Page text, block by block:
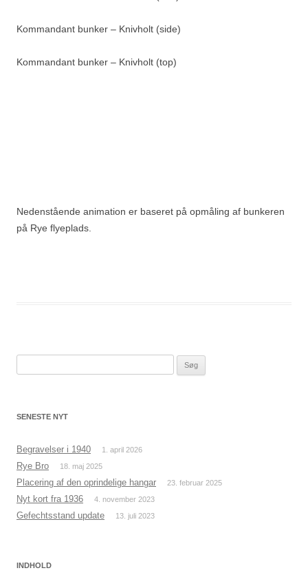
Kommandant bunker – Knivholt (side)
Kommandant bunker – Knivholt (top)
Nedenstående animation er baseret på opmåling af bunkeren
på Rye flyeplads.
SENESTE NYT
Begravelser i 1940 1. april 2026
Rye Bro 18. maj 2025
Placering af den oprindelige hangar 23. februar 2025
Nyt kort fra 1936 4. november 2023
Gefechtsstand update 13. juli 2023
INDHOLD